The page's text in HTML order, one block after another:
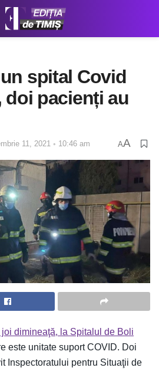
spital Covid
doi pacienți au
11, 2021 ◦ 10:46 am AA
dimineaţă, la Spitalul de Boli
este unitate suport COVID. Doi
Inspectoratului pentru Situaţii de